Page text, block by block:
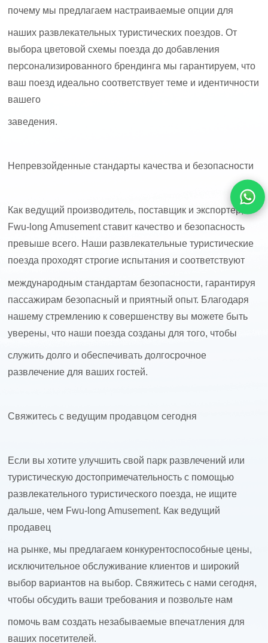
почему мы предлагаем настраиваемые опции для
наших развлекательных туристических поездов. От
выбора цветовой схемы поезда до добавления
персонализированного брендинга мы гарантируем, что
ваш поезд идеально соответствует теме и идентичности
вашего
заведения.
Непревзойденные стандарты качества и безопасности
Как ведущий производитель, поставщик и экспортер,
Fwu-long Amusement ставит качество и безопасность
превыше всего. Наши развлекательные туристические
поезда проходят строгие испытания и соответствуют
международным стандартам безопасности, гарантируя
пассажирам безопасный и приятный опыт. Благодаря
нашему стремлению к совершенству вы можете быть
уверены, что наши поезда созданы для того, чтобы
служить долго и обеспечивать долгосрочное
развлечение для ваших гостей.
Свяжитесь с ведущим продавцом сегодня
Если вы хотите улучшить свой парк развлечений или
туристическую достопримечательность с помощью
развлекательного туристического поезда, не ищите
дальше, чем Fwu-long Amusement. Как ведущий
продавец
на рынке, мы предлагаем конкурентоспособные цены,
исключительное обслуживание клиентов и широкий
выбор вариантов на выбор. Свяжитесь с нами сегодня,
чтобы обсудить ваши требования и позвольте нам
помочь вам создать незабываемые впечатления для
ваших посетителей.